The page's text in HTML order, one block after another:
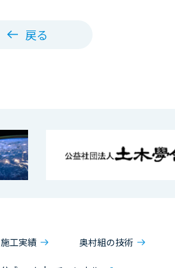
戻る
施工実績 奥村組の技術